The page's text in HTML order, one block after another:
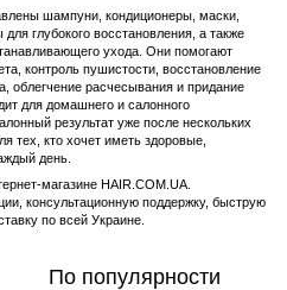
шампуни, кондиционеры, маски,
глубокого восстановления, а также
ухода. Они помогают
контроль пушистости, восстановление
облегчение расчесывания и придание
для домашнего и салонного
результат уже после нескольких
тех, кто хочет иметь здоровые,
день.
магазине HAIR.COM.UA.
консультационную поддержку, быструю
по всей Украине.
По популярности